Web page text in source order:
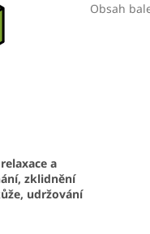
a
zklidnění
udržování
Obsah